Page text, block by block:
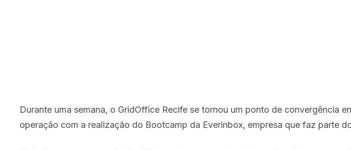
Durante uma semana, o GridOffice Recife se tornou um ponto de convergência
operação com a realização do Bootcamp da Everinbox, empresa que faz parte